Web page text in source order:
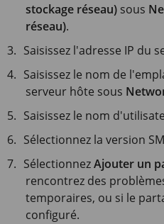
stockage réseau) sous
réseau).
Saisissez l'adresse IP du
Saisissez le nom de
serveur hôte sous
Saisissez le nom
Sélectionnez la version
SélectionnezAjouter un
rencontrez des
temporaires, ou si le
configuré.